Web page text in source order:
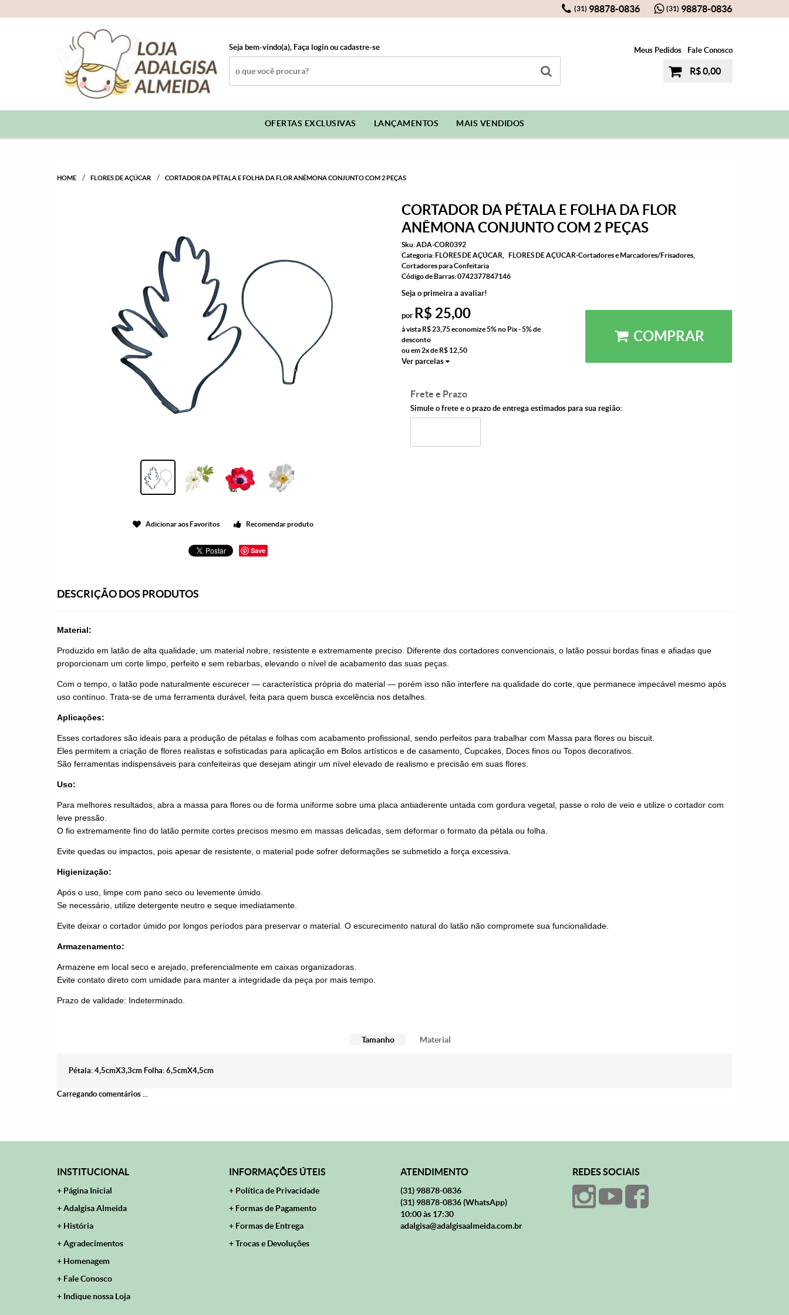
(31) 98878-0836 (31) 98878-0836
Seja bem-vindo(a), Faça login ou cadastre-se Meus Pedidos Fale Conosco
R$ 0,00
OFERTAS EXCLUSIVAS LANÇAMENTOS MAIS VENDIDOS
HOME FLORES DE AÇÚCAR CORTADOR DA PÉTALA E FOLHA DA FLOR ANÊMONA CONJUNTO COM 2 PEÇAS
Adicionar aos Favoritos Recomendar produto
Save
CORTADOR DA PÉTALA E FOLHA DA FLOR
ANÊMONA CONJUNTO COM 2 PEÇAS
Sku:ADA-COR0392
Categoria:FLORES DE AÇÚCAR
FLORES DE AÇÚCAR-Cortadores e Marcadores/Frisadores
Cortadores para Confeitaria
Código de Barras:0742377847146
Seja o primeira a avaliar!
por R$ 25,00
à vista R$ 23,75economize5%no Pix - 5% de
desconto
ou em2xde R$ 12,50
Ver parcelas
COMPRAR
Frete e Prazo
Simule o frete e o prazo de entrega estimados para sua região:
DESCRIÇÃO DOS PRODUTOS
Material:
Produzido em latão de alta qualidade, um material nobre, resistente e extremamente preciso. Diferente dos cortadores convencionais, o latão possui bordas finas e afiadas que
proporcionam um corte limpo, perfeito e sem rebarbas, elevando o nível de acabamento das suas peças.
Com o tempo, o latão pode naturalmente escurecer — característica própria do material — porém isso não interfere na qualidade do corte, que permanece impecável mesmo após
uso contínuo. Trata-se de uma ferramenta durável, feita para quem busca excelência nos detalhes.
Aplicações:
Esses cortadores são ideais para a produção de pétalas e folhas com acabamento profissional, sendo perfeitos para trabalhar com Massa para flores ou biscuit.
Eles permitem a criação de flores realistas e sofisticadas para aplicação em Bolos artísticos e de casamento, Cupcakes, Doces finos ou Topos decorativos.
São ferramentas indispensáveis para confeiteiras que desejam atingir um nível elevado de realismo e precisão em suas flores.
Uso:
Para melhores resultados, abra a massa para flores ou de forma uniforme sobre uma placa antiaderente untada com gordura vegetal, passe o rolo de veio e utilize o cortador com
leve pressão.
O fio extremamente fino do latão permite cortes precisos mesmo em massas delicadas, sem deformar o formato da pétala ou folha.
Evite quedas ou impactos, pois apesar de resistente, o material pode sofrer deformações se submetido a força excessiva.
Higienização:
Após o uso, limpe com pano seco ou levemente úmido.
Se necessário, utilize detergente neutro e seque imediatamente.
Evite deixar o cortador úmido por longos períodos para preservar o material. O escurecimento natural do latão não compromete sua funcionalidade.
Armazenamento:
Armazene em local seco e arejado, preferencialmente em caixas organizadoras.
Evite contato direto com umidade para manter a integridade da peça por mais tempo.
Prazo de validade: Indeterminado.
Tamanho Material
Pétala: 4,5cmX3,3cm Folha: 6,5cmX4,5cm
Carregando comentários ...
INSTITUCIONAL
Página Inicial
Adalgisa Almeida
História
Agradecimentos
Homenagem
Fale Conosco
Indique nossa Loja
INFORMAÇÕES ÚTEIS
Política de Privacidade
Formas de Pagamento
Formas de Entrega
Trocas e Devoluções
ATENDIMENTO
(31) 98878-0836
(31) 98878-0836(WhatsApp)
10:00 às 17:30
adalgisa@adalgisaalmeida.com.br
REDES SOCIAIS